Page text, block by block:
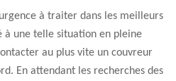
à traiter dans les meilleurs
à une telle situation en pleine
au plus vite un couvreur
En attendant les recherches des